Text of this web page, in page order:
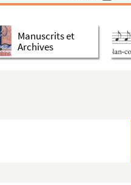
Manuscrits et
Archives